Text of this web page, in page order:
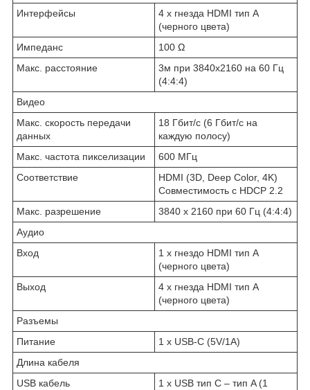
Интерфейсы
4 x гнезда HDMI тип А
(черного цвета)
Импеданс
100 Ω
Макс. расстояние
3м при 3840x2160 на 60 Гц
(4:4:4)
Видео
Макс. скорость передачи
данных
18 Гбит/с (6 Гбит/с на
каждую полосу)
Макс. частота пикселизации
600 MГц
Соответствие
HDMI (3D, Deep Color, 4K)
Совместимость с HDCP 2.2
Макс. разрешение
3840 x 2160 при 60 Гц (4:4:4)
Аудио
Вход
1 x гнездо HDMI тип А
(черного цвета)
Выход
4 x гнезда HDMI тип А
(черного цвета)
Разъемы
Питание
1 x USB-C (5V/1A)
Длина кабеля
USB кабель
1 x USB тип C – тип A (1